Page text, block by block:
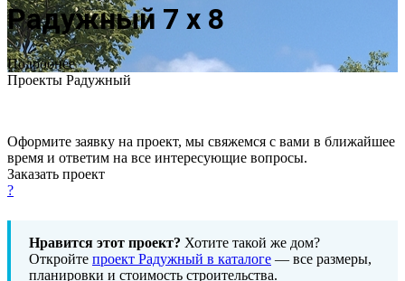
Радужный 7 х 8
Подробнее
Проекты Радужный
Оформите заявку на проект, мы свяжемся с вами в ближайшее
время и ответим на все интересующие вопросы.
Заказать проект
?
Нравится этот проект? Хотите такой же дом?
Откройте проект Радужный в каталоге — все размеры,
планировки и стоимость строительства.